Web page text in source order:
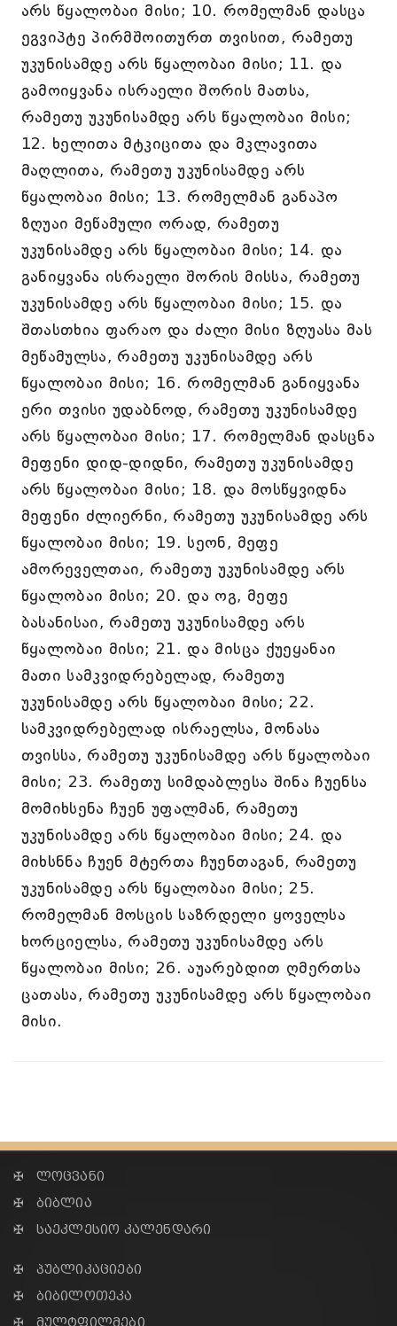
არს წყალობაი მისი; 10. რომელმან დასცა
ეგვიპტე პირმშოითურთ თვისით, რამეთუ
უკუნისამდე არს წყალობაი მისი; 11. და
გამოიყვანა ისრაელი შორის მათსა,
რამეთუ უკუნისამდე არს წყალობაი მისი;
12. ხელითა მტკიცითა და მკლავითა
მაღლითა, რამეთუ უკუნისამდე არს
წყალობაი მისი; 13. რომელმან განაპო
ზღუაი მეწამული ორად, რამეთუ
უკუნისამდე არს წყალობაი მისი; 14. და
განიყვანა ისრაელი შორის მისსა, რამეთუ
უკუნისამდე არს წყალობაი მისი; 15. და
შთასთხია ფარაო და ძალი მისი ზღუასა მას
მეწამულსა, რამეთუ უკუნისამდე არს
წყალობაი მისი; 16. რომელმან განიყვანა
ერი თვისი უდაბნოდ, რამეთუ უკუნისამდე
არს წყალობაი მისი; 17. რომელმან დასცნა
მეფენი დიდ-დიდნი, რამეთუ უკუნისამდე
არს წყალობაი მისი; 18. და მოსწყვიდნა
მეფენი ძლიერნი, რამეთუ უკუნისამდე არს
წყალობაი მისი; 19. სეონ, მეფე
ამორეველთაი, რამეთუ უკუნისამდე არს
წყალობაი მისი; 20. და ოგ, მეფე
ბასანისაი, რამეთუ უკუნისამდე არს
წყალობაი მისი; 21. და მისცა ქუეყანაი
მათი სამკვიდრებელად, რამეთუ
უკუნისამდე არს წყალობაი მისი; 22.
სამკვიდრებელად ისრაელსა, მონასა
თვისსა, რამეთუ უკუნისამდე არს წყალობაი
მისი; 23. რამეთუ სიმდაბლესა შინა ჩუენსა
მომიხსენა ჩუენ უფალმან, რამეთუ
უკუნისამდე არს წყალობაი მისი; 24. და
მიხსნნა ჩუენ მტერთა ჩუენთაგან, რამეთუ
უკუნისამდე არს წყალობაი მისი; 25.
რომელმან მოსცის საზრდელი ყოველსა
ხორციელსა, რამეთუ უკუნისამდე არს
წყალობაი მისი; 26. აუარებდით ღმერთსა
ცათასა, რამეთუ უკუნისამდე არს წყალობაი
მისი.
✠ ლოცვანი
✠ ბიბლია
✠ საეკლესიო კალენდარი
✠ პუბლიკაციები
✠ ბიბილოთეკა
✠ მულტფილმები